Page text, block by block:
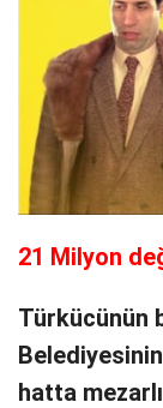
21 Milyon
Türkücünün
hatta